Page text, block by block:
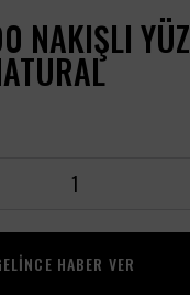
NAKIŞLI YÜZ
HABER VER